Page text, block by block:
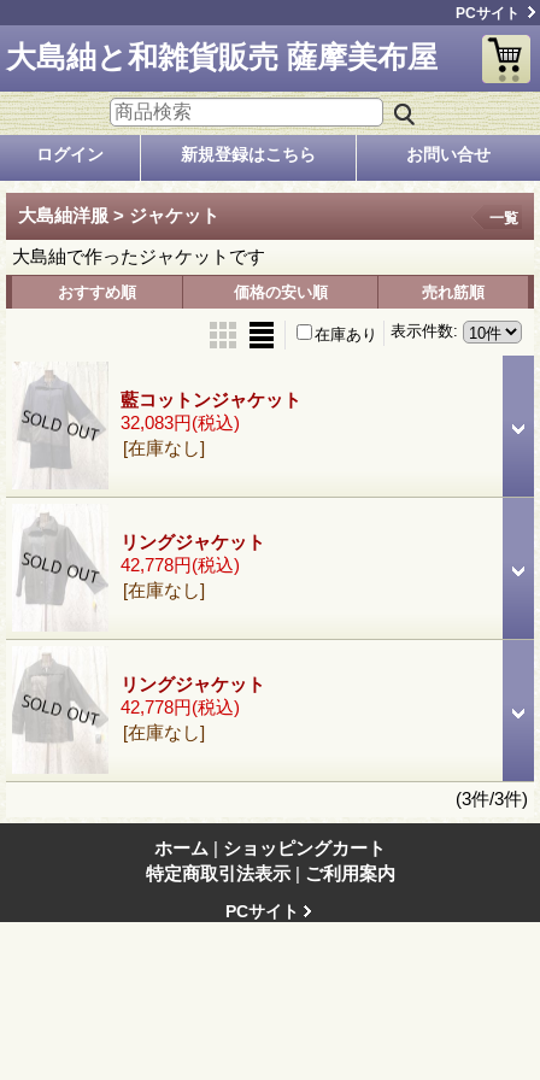
PCサイト
大島紬と和雑貨販売 薩摩美布屋
ログイン 新規登録はこちら お問い合せ
大島紬洋服 > ジャケット
大島紬で作ったジャケットです
一覧
おすすめ順 価格の安い順 売れ筋順
表示件数:
在庫あり
藍コットンジャケット
32,083円(税込)
[在庫なし]
リングジャケット
42,778円(税込)
[在庫なし]
リングジャケット
42,778円(税込)
[在庫なし]
(3件/3件)
ホーム | ショッピングカート
特定商取引法表示 | ご利用案内
PCサイト